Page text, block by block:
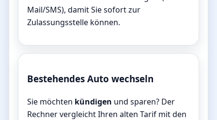
Mail/SMS), damit Sie sofort zur
Zulassungsstelle können.
Bestehendes Auto wechseln
Sie möchten kündigen und sparen? Der
Rechner vergleicht Ihren alten Tarif mit den